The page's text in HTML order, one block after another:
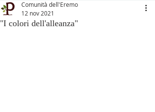
"I colori dell'alleanza"
Comunità dell'Eremo
12 nov 2021